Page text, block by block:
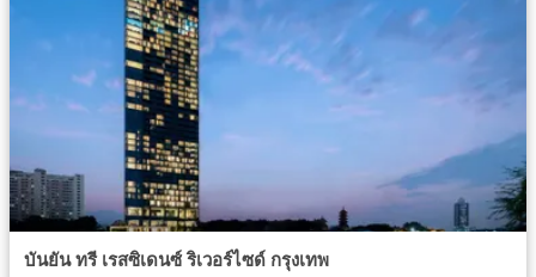
บันยัน ทรี เรสซิเดนซ์ ริเวอร์ไซด์ กรุงเทพ